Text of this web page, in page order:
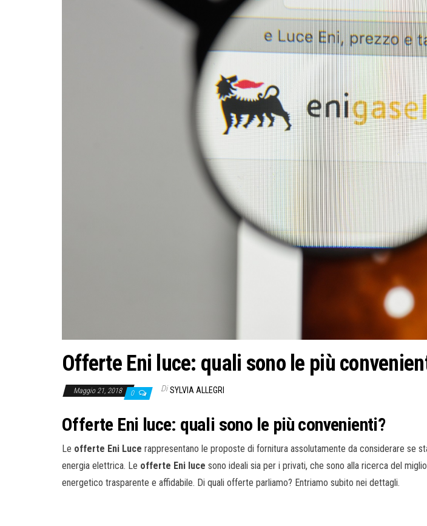
Offerte Eni luce: quali sono le più
Maggio 21, 2018 0 Di SYLVIA ALLEGRI
Offerte Eni luce: quali sono le più convenienti?
Le offerte Eni Luce rappresentano le proposte di fornitura assolutamente da considerare se
energia elettrica. Le offerte Eni luce sono ideali sia per i privati, che sono alla ricerca del
energetico trasparente e affidabile. Di quali offerte parliamo? Entriamo subito nei dettagli.